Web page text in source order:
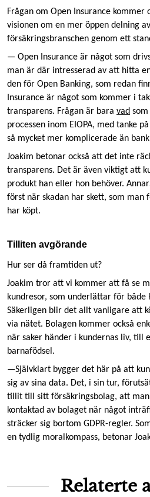
Frågan om Open Insurance kommer
visionen om en mer öppen delning
försäkringsbranschen genom ett
— Open Insurance är något som
man är där intresserad av att hitta
den för Open Banking, som redan
Insurance är något som kommer i
transparens. Frågan är bara vad
processen inom EIOPA, med tanke
så mycket mer komplicerade än
Joakim betonar också att det inte
transparens. Det är även viktigt att
produkt han eller hon behöver.
först när skadan har skett, som man
har köpt.
Tilliten avgörande
Hur ser då framtiden ut?
Joakim tror att vi kommer att få se
kundresor, som underlättar för både
Säkerligen blir det allt vanligare att
via nätet. Bolagen kommer också
när saker händer i kundernas liv, till
barnafödsel.
—Självklart bygger det här på att
sig av sina data. Det, i sin tur,
tillit till sitt försäkringsbolag, att
kontaktad av bolaget när något
sträcker sig bortom GDPR-regler.
en tydlig moralkompass, betonar
Relaterte